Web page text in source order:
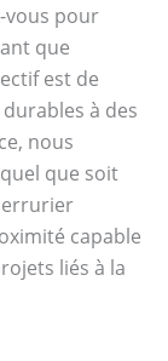
vous pour
que
est de
à des
nous
que soit
capable
liés à la